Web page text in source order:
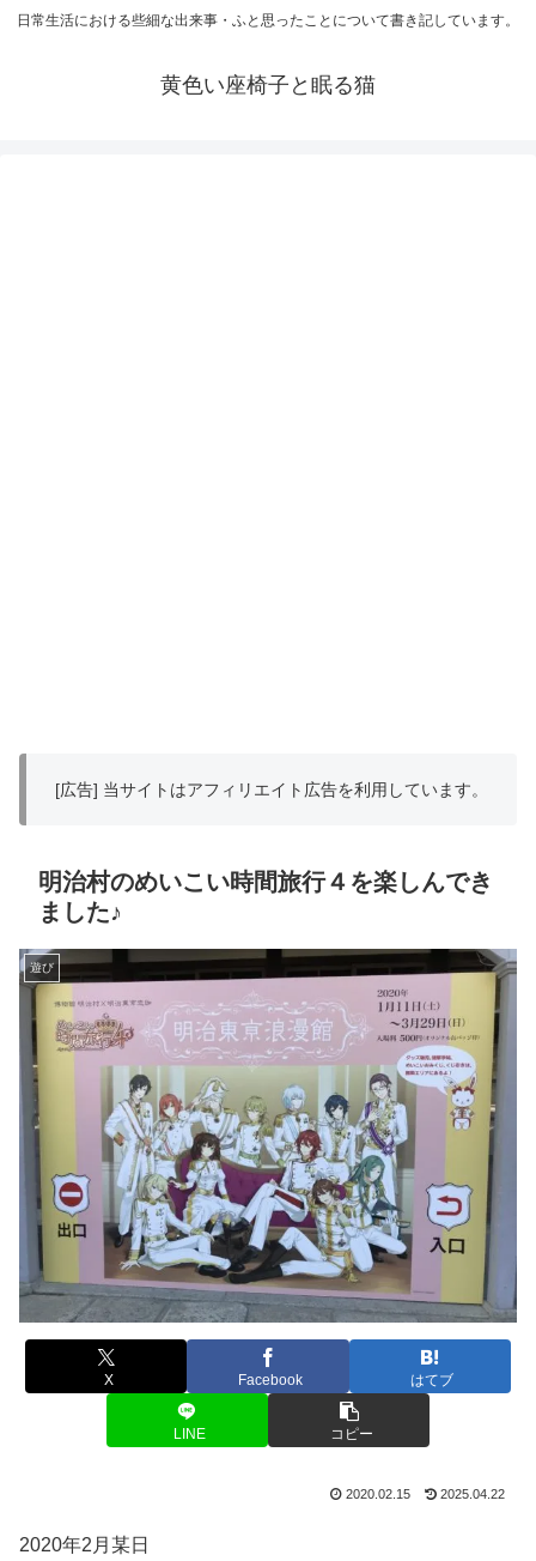
日常生活における些細な出来事・ふと思ったことについて書き記しています。
黄色い座椅子と眠る猫
[広告] 当サイトはアフィリエイト広告を利用しています。
明治村のめいこい時間旅行４を楽しんでき
ました♪
遊び
X Facebook はてブ
LINE コピー
2020.02.15 2025.04.22
2020年2月某日